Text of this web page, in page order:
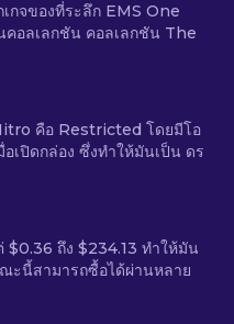
กจของที่ระลึก EMS One
คอลเลกชัน คอลเลกชัน The
คือ Restricted โดยมีโอ
เปิดกล่อง ซึ่งทำให้มันเป็น ดร
ถึง $234.13 ทำให้มัน
ะนี้สามารถซื้อได้ผ่านหลาย